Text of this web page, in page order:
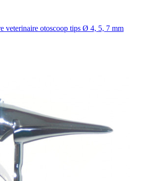
veterinaire otoscoop tips Ø 4, 5, 7 mm